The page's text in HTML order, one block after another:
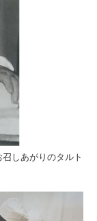
しあがりのタルト